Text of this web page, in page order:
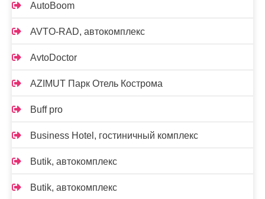
AutoBoom
AVTO-RAD, автокомплекс
AvtoDoctor
AZIMUT Парк Отель Кострома
Buff pro
Business Hotel, гостиничный комплекс
Butik, автокомплекс
Butik, автокомплекс